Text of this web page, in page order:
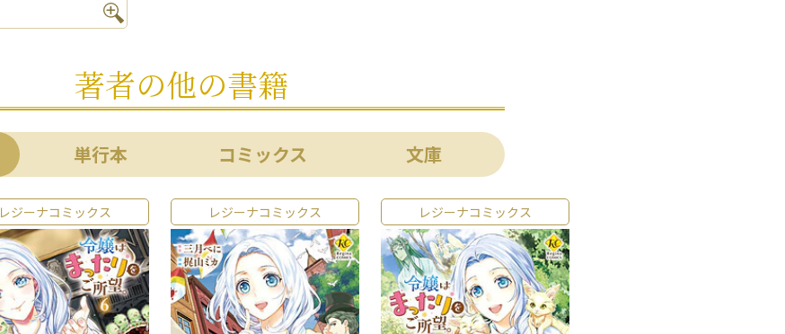
著者の他の書籍
単行本 コミックス 文庫
レジーナコミックス レジーナコミックス レジーナコミックス